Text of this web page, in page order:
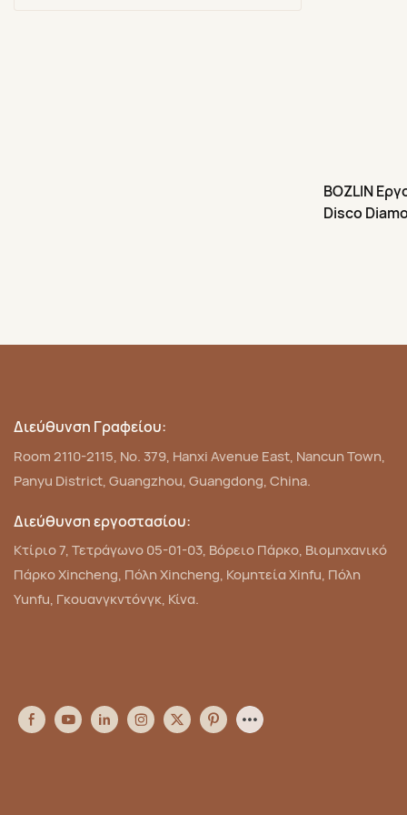
BOZLIN
Disco
Διεύθυνση Γραφείου:
Room 2110-2115, No. 379, Hanxi Avenue East, Nancun Town,
Panyu District, Guangzhou, Guangdong, China.
Διεύθυνση εργοστασίου:
Κτίριο 7, Τετράγωνο 05-01-03, Βόρειο Πάρκο, Βιομηχανικό
Πάρκο Xincheng, Πόλη Xincheng, Κομητεία Xinfu, Πόλη
Yunfu, Γκουανγκντόνγκ, Κίνα.